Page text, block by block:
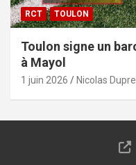
RCT TOULON
Toulon signe un
à Mayol
1 juin 2026 Nicolas Dupre